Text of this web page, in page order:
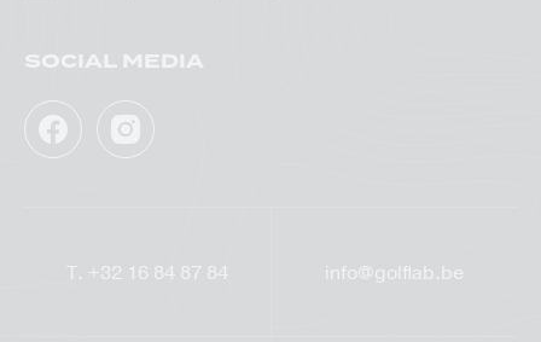
SOCIAL MEDIA
Facebook
GolfLab
Instagram
GolfLab
T. +32 16 84 87 84 info@golflab.be